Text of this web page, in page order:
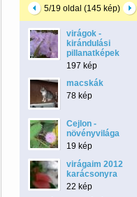
5/19 oldal (145 kép)
virágok -
kirándulási
pillanatképek
197 kép
macskák
78 kép
Cejlon -
növényvilága
19 kép
virágaim 2012
karácsonyra
22 kép